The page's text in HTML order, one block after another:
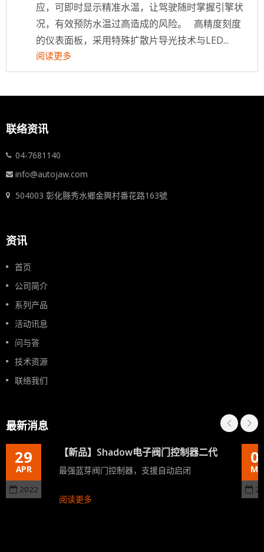
应，可即时显示精准水温，让驾驶随时掌握引擎状
况，有效预防水温过高造成的风险。 高精度刻度
的仪表面板，采用特殊扩散片导光技术与LED...
阅读更多
联络资讯
04-7681140
info@autojaw.com
504003 彰化縣秀水鄉金興村番花路163號
资讯
首页
公司简介
系列产品
活动讯息
问与答
技术资源
联络我们
最新消息
29
APR
2022
【新品】Shadow电子阀门控制器二代
最强蓝芽阀门控制器，支援自动启闭
阅读更多